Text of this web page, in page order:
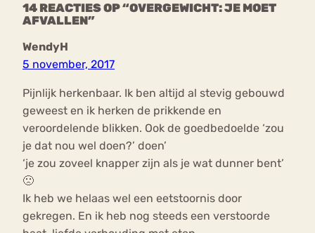
14 REACTIES OP “OVERGEWICHT: JE MOET
AFVALLEN”
WendyH
5 november, 2017
Pijnlijk herkenbaar. Ik ben altijd al stevig gebouwd
geweest en ik herken de prikkende en
veroordelende blikken. Ook de goedbedoelde ‘zou
je dat nou wel doen?’ doen’
‘je zou zoveel knapper zijn als je wat dunner bent’
🙁
Ik heb we helaas wel een eetstoornis door
gekregen. En ik heb nog steeds een verstoorde